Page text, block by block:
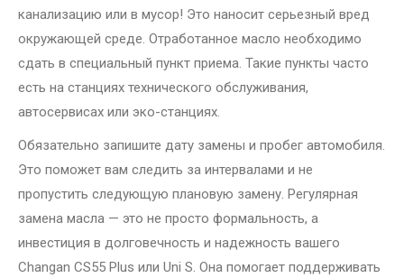
канализацию или в мусор! Это наносит серьезный вред
окружающей среде. Отработанное масло необходимо
сдать в специальный пункт приема. Такие пункты часто
есть на станциях технического обслуживания,
автосервисах или эко-станциях.
Обязательно запишите дату замены и пробег автомобиля.
Это поможет вам следить за интервалами и не
пропустить следующую плановую замену. Регулярная
замена масла — это не просто формальность, а
инвестиция в долговечность и надежность вашего
Changan CS55 Plus или Uni S. Она помогает поддерживать